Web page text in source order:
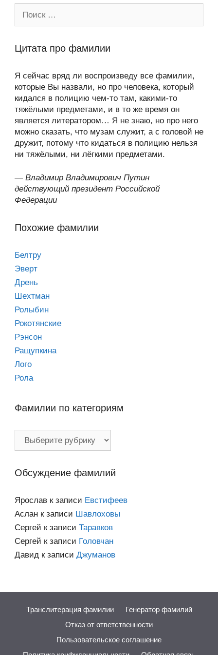
Цитата про фамилии
Я сейчас вряд ли воспроизведу все фамилии,
которые Вы назвали, но про человека, который
кидался в полицию чем-то там, какими-то
тяжёлыми предметами, и в то же время он
является литератором… Я не знаю, но про него
можно сказать, что музам служит, а с головой не
дружит, потому что кидаться в полицию нельзя
ни тяжёлыми, ни лёгкими предметами.
— Владимир Владимирович Путин
действующий президент Российской
Федерации
Похожие фамилии
Белтру
Эверт
Дрень
Шехтман
Ролыбин
Рокотянские
Рэнсон
Ращупкина
Лого
Рола
Фамилии по категориям
Фамилии
Обсуждение фамилий
Ярослав к записи Евстифеев
Аслан к записи Шавлоховы
Сергей к записи Таравков
Сергей к записи Головчан
Давид к записи Джуманов
Транслитерация фамилии
Генератор фамилий
Отказ от ответственности
Пользовательское соглашение